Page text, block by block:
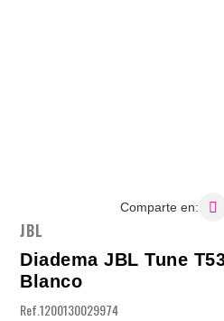
Comparte en:
JBL
Diadema JBL Tune
Blanco
Ref.1200130029974